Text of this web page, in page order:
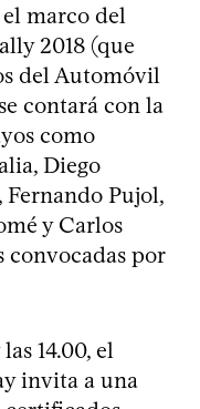
el marco del
2018 (que
del Automóvil
contará con la
como
Diego
Pujol,
y Carlos
convocadas por
14.00, el
invita a una